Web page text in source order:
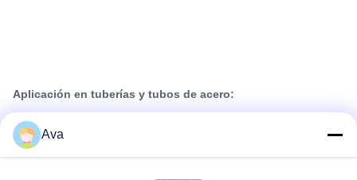
Aplicación en tuberías y tubos de acero:
Ava